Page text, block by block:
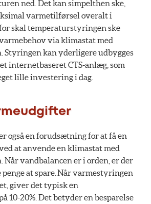
ned. Det kan simpelthen ske,
varmetilførsel overalt i
skal temperaturstyringen ske
via klimastat med
Styringen kan yderligere udbygges
internetbaseret CTS-anlæg, som
lille investering i dag.
også en forudsætning for at få en
at anvende en klimastat med
Når vandbalancen er i orden, er der
at spare. Når varmestyringen
giver det typisk en
10-20%. Det betyder en besparelse